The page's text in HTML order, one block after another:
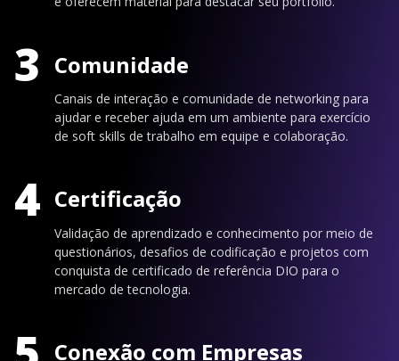
3 Comunidade
Canais de interação e comunidade de networking para
ajudar e receber ajuda em um ambiente para exercício
de soft skills de trabalho em equipe e colaboração.
4 Certificação
Validação de aprendizado e conhecimento por meio de
questionários, desafios de codificação e projetos com
conquista de certificado de referência DIO para o
mercado de tecnologia.
Conexão com Empresas